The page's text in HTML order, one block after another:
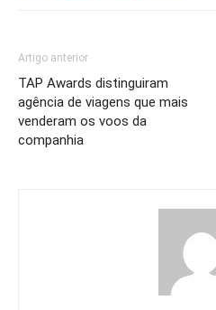
Artigo anterior
TAP Awards distinguiram
agência de viagens que mais
venderam os voos da
companhia